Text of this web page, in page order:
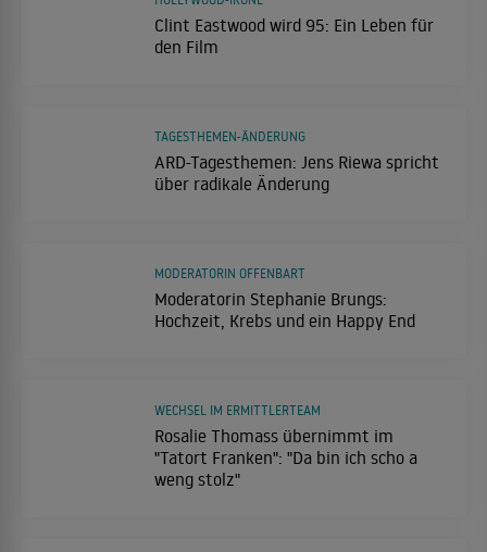
Clint Eastwood wird 95: Ein Leben für
den Film
ARD-Tagesthemen: Jens Riewa spricht
über radikale Änderung
TAGESTHEMEN-ÄNDERUNG
Moderatorin Stephanie Brungs:
Hochzeit, Krebs und ein Happy End
MODERATORIN OFFENBART
Rosalie Thomass übernimmt im
"Tatort Franken": "Da bin ich scho a
weng stolz"
WECHSEL IM ERMITTLERTEAM